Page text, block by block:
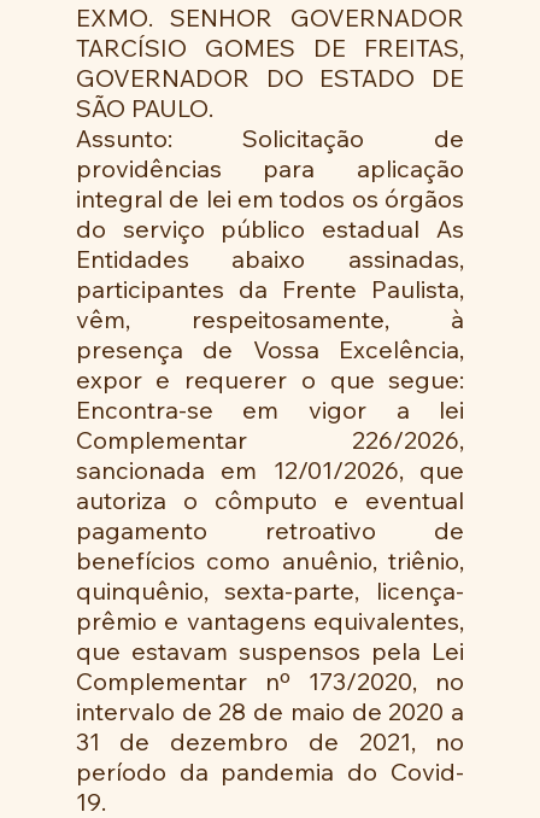
EXMO. SENHOR GOVERNADOR
TARCÍSIO GOMES DE FREITAS,
GOVERNADOR DO ESTADO DE
SÃO PAULO.
Assunto: Solicitação de
providências para aplicação
integral de lei em todos os órgãos
do serviço público estadual As
Entidades abaixo assinadas,
participantes da Frente Paulista,
vêm, respeitosamente, à
presença de Vossa Excelência,
expor e requerer o que segue:
Encontra-se em vigor a lei
Complementar 226/2026,
sancionada em 12/01/2026, que
autoriza o cômputo e eventual
pagamento retroativo de
benefícios como anuênio, triênio,
quinquênio, sexta-parte, licença-
prêmio e vantagens equivalentes,
que estavam suspensos pela Lei
Complementar nº 173/2020, no
intervalo de 28 de maio de 2020 a
31 de dezembro de 2021, no
período da pandemia do Covid-
19.